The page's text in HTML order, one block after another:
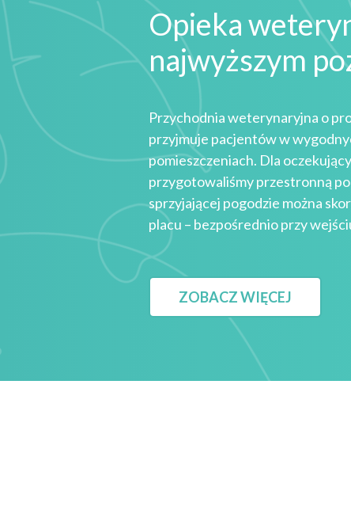
Opieka
najwyższym
Przychodnia weterynaryjna o
przyjmuje pacjentów w
pomieszczeniach. Dla
przygotowaliśmy przestronną
sprzyjającej pogodzie można
placu – bezpośrednio przy
ZOBACZ WIĘCEJ